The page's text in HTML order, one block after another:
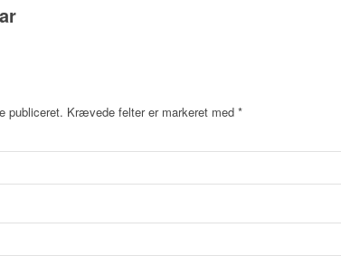
publiceret. Krævede felter er markeret med *